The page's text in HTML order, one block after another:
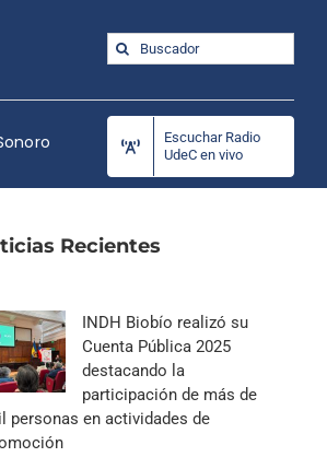
Buscar:
Escuchar Radio
UdeC en vivo
Recientes
INDH Biobío realizó su
Cuenta Pública 2025
destacando la
participación de más de
personas en actividades de